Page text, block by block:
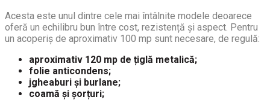
Acesta este unul dintre cele mai întâlnite modele deoarece
oferă un echilibru bun între cost, rezistență și aspect. Pentru
un acoperiș de aproximativ 100 mp sunt necesare, de regulă:
aproximativ 120 mp de țiglă metalică;
folie anticondens;
jgheaburi și burlane;
coamă și șorțuri;